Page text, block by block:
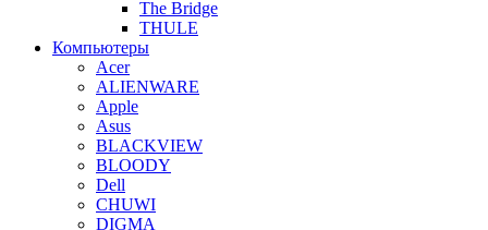
The Bridge
THULE
Компьютеры
Acer
ALIENWARE
Apple
Asus
BLACKVIEW
BLOODY
Dell
CHUWI
DIGMA